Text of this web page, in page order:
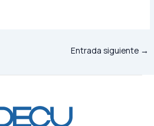
Entrada siguiente →